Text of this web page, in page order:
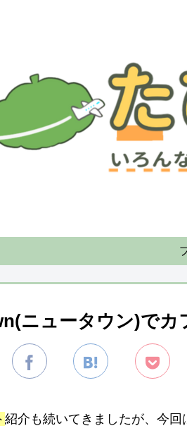
ニュータウン)でカ
紹介も続いてきましたが、今回